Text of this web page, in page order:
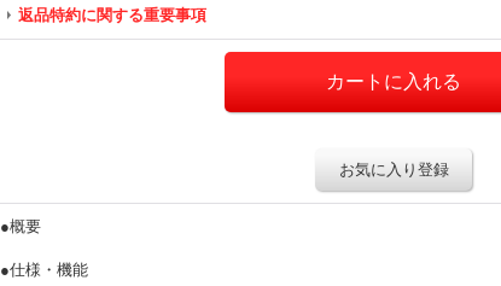
返品特約に関する重要事項
お気に入り登録
●概要
●仕様・機能